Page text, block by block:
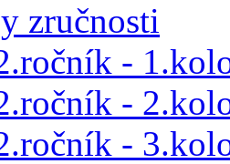
zručnosti
-
-
-